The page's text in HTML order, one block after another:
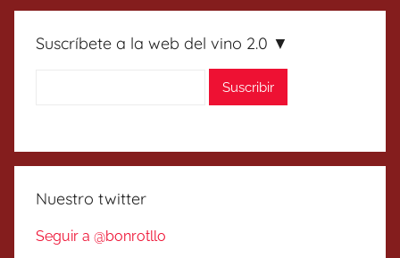
Suscríbete a la web del vino 2.0 ▼
Nuestro twitter
Seguir a @bonrotllo